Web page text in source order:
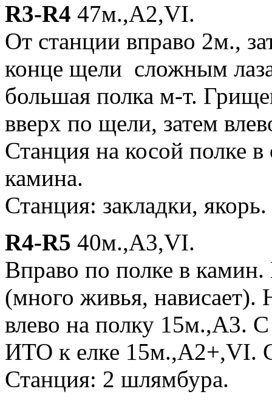
R3-R4 47м.,A2,VI.
От станции вправо 2м.,
конце щели сложным
большая полка м-т.
вверх по щели, затем
Станция на косой полке
камина.
Станция: закладки, якорь.
R4-R5 40м.,A3,VI.
Вправо по полке в
(много живья, нависает).
влево на полку 15м.,А3.
ИТО к елке 15м.,А2+,VI.
Станция: 2 шлямбура.